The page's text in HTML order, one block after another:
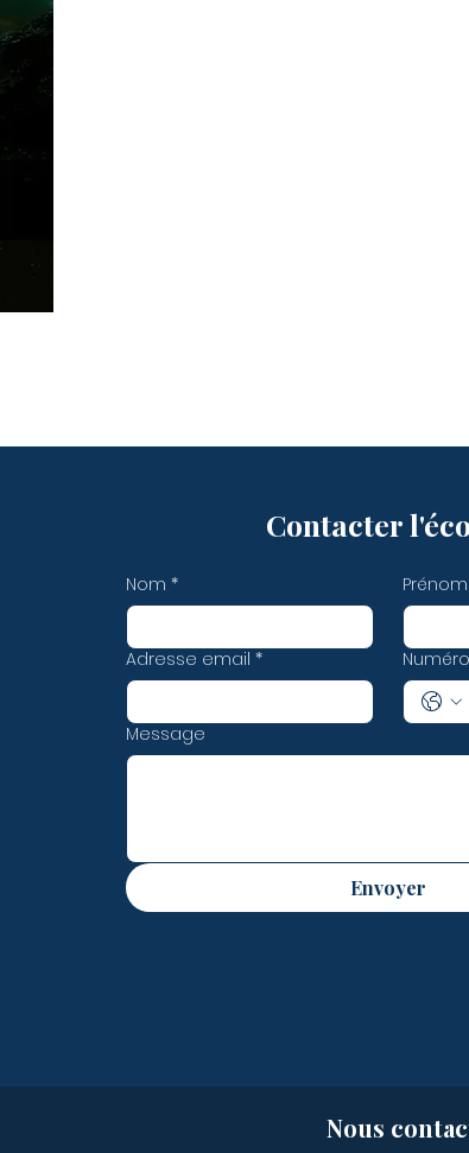
Contacter
Nom *
Adresse email *
Message
Envoyer
Nous